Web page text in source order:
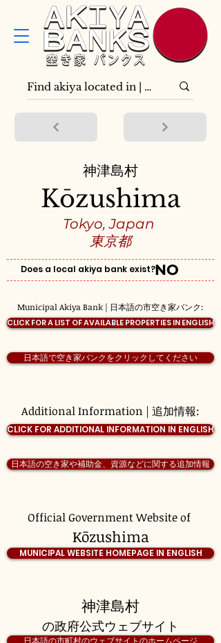
神津島村
Official Government Website of
Tokyo, Japan
Additional Information | 追加情報:
Municipal Akiya Bank | 日本語の市空き家バンク:
Kōzushima
Does a local akiya bank exist?
日本語で空き家バンクをクリックしてください
東京都
NO
Kōzushima
CLICK FOR A LIST OF AVAILABLE PROPERTIES IN ENGLISH
CLICK FOR ADDITIONAL INFORMATION IN ENGLISH
日本語の空き家や補助金、資源などに関する追加情報
MUNICIPAL WEBSITE HOMEPAGE IN ENGLISH
神津島村
の政府公式ウェブサイト
日本語の市町村のウェブサイトのホームページ